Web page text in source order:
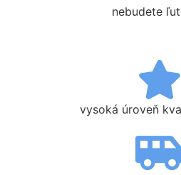
nebudete
vysoká úroveň